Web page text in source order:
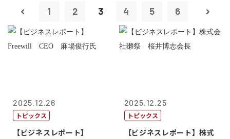
1 2 3 4 5 6
2025.12.26
トピックス
【ビジネスレポート】
2025.12.25
トピックス
【ビジネスレポート】株式